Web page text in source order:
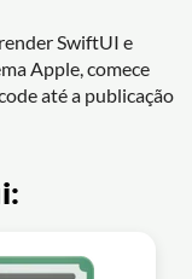
SwiftUI e
Apple, comece
até a publicação